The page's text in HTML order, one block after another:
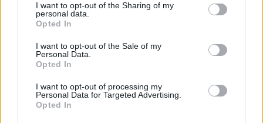
not limited to your visit or usage behaviour. You may click to
grant or deny consent to Google and its third-party tags to
use your data for below specified purposes in below Google
consent section.
I want to opt-out of the Sharing of my
personal data.
Opted In
I want to opt-out of the Sale of my
Personal Data.
Opted In
I want to opt-out of processing my
Personal Data for Targeted Advertising.
Opted In
το οποίο φέρεται η 20χρονη Μαρία να είχε έντονες
προστριβές το τελευταίο διάστημα.